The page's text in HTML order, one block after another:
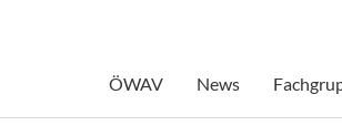
ÖWAV News